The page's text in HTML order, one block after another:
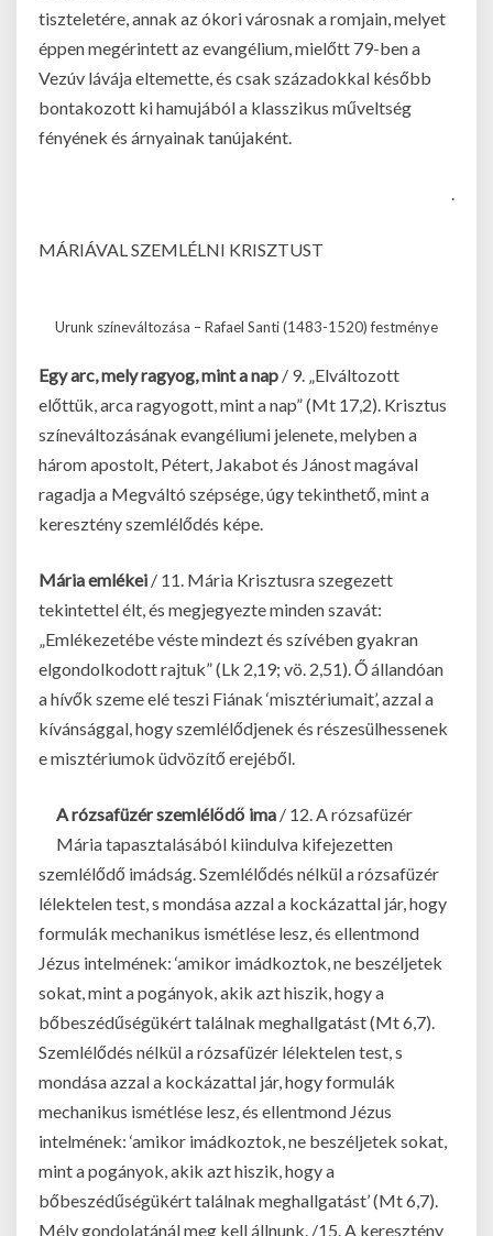
tiszteletére, annak az ókori városnak a romjain, melyet
éppen megérintett az evangélium, mielőtt 79-ben a
Vezúv lávája eltemette, és csak századokkal később
bontakozott ki hamujából a klasszikus műveltség
fényének és árnyainak tanújaként.
.
MÁRIÁVAL SZEMLÉLNI KRISZTUST
Urunk színeváltozása – Rafael Santi (1483-1520) festménye
Egy arc, mely ragyog, mint a nap / 9. „Elváltozott
előttük, arca ragyogott, mint a nap” (Mt 17,2). Krisztus
színeváltozásának evangéliumi jelenete, melyben a
három apostolt, Pétert, Jakabot és Jánost magával
ragadja a Megváltó szépsége, úgy tekinthető, mint a
keresztény szemlélődés képe.
Mária emlékei / 11. Mária Krisztusra szegezett
tekintettel élt, és megjegyezte minden szavát:
„Emlékezetébe véste mindezt és szívében gyakran
elgondolkodott rajtuk” (Lk 2,19; vö. 2,51). Ő állandóan
a hívők szeme elé teszi Fiának ‘misztériumait’, azzal a
kívánsággal, hogy szemlélődjenek és részesülhessenek
e misztériumok üdvözítő erejéből.
A rózsafüzér szemlélődő ima / 12. A rózsafüzér
Mária tapasztalásából kiindulva kifejezetten
szemlélődő imádság. Szemlélődés nélkül a rózsafüzér
lélektelen test, s mondása azzal a kockázattal jár, hogy
formulák mechanikus ismétlése lesz, és ellentmond
Jézus intelmének: ‘amikor imádkoztok, ne beszéljetek
sokat, mint a pogányok, akik azt hiszik, hogy a
bőbeszédűségükért találnak meghallgatást (Mt 6,7).
Szemlélődés nélkül a rózsafüzér lélektelen test, s
mondása azzal a kockázattal jár, hogy formulák
mechanikus ismétlése lesz, és ellentmond Jézus
intelmének: ‘amikor imádkoztok, ne beszéljetek sokat,
mint a pogányok, akik azt hiszik, hogy a
bőbeszédűségükért találnak meghallgatást’ (Mt 6,7).
Mély gondolatánál meg kell állnunk. /15. A keresztény